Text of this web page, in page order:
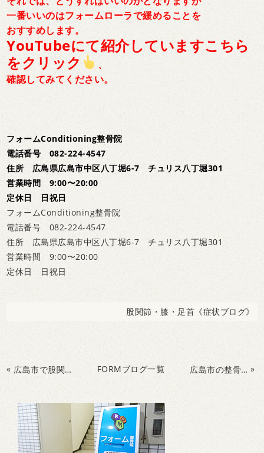
一番いいのはフォームローラで緩めることを
おすすめします。
YouTubeにて紹介していますこちら
をクリック
、
確認してみてください。
フォームConditioning整骨院
電話番号 082-224-4547
住所 広島県広島市中区八丁堀6-7 チュリス八丁堀301
営業時間 9:00〜20:00
定休日 日祝日
フォームConditioning整骨院
電話番号 082-224-4547
住所 広島県広島市中区八丁堀6-7 チュリス八丁堀301
営業時間 9:00〜20:00
定休日 日祝日
股関節・膝・足首《症状ブログ》
« 広島市で股関節の痛み予防に、整体とパーソナルトレーニング FORMブログ一覧 広島市の整骨院で股関節の痛み改善施術について »